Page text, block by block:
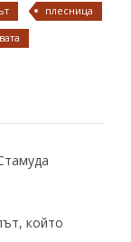
плесница
който